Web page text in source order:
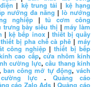
| kệ trung tải | kệ hạng
nướng đa năng |lò nướng
nghiệp|tủ cơm công
trưng bày siêu thị |máy làm
|kệ bếp inox| thiết bị quầy
thiết bị pha chế cà phê| máy
công nghiệp|thiết bị bếp
cao cấp,cửa nhôm kính
cường lực, cầu thang kính
ban công mở tự động, vách
lực .Quảng cáo
cáo Zalo Ads |Quảng cáo